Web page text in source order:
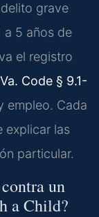
grave
a 5 años de
el registro
Va. Code § 9.1-
empleo. Cada
explicar las
particular.
un
a Child?